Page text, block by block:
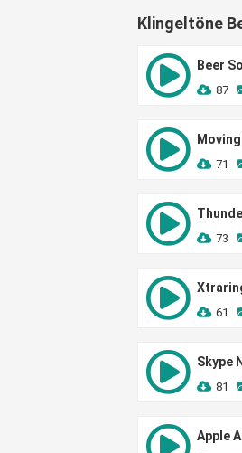
Klingeltöne
Beer
87
71
73
61
Skype
81
Apple